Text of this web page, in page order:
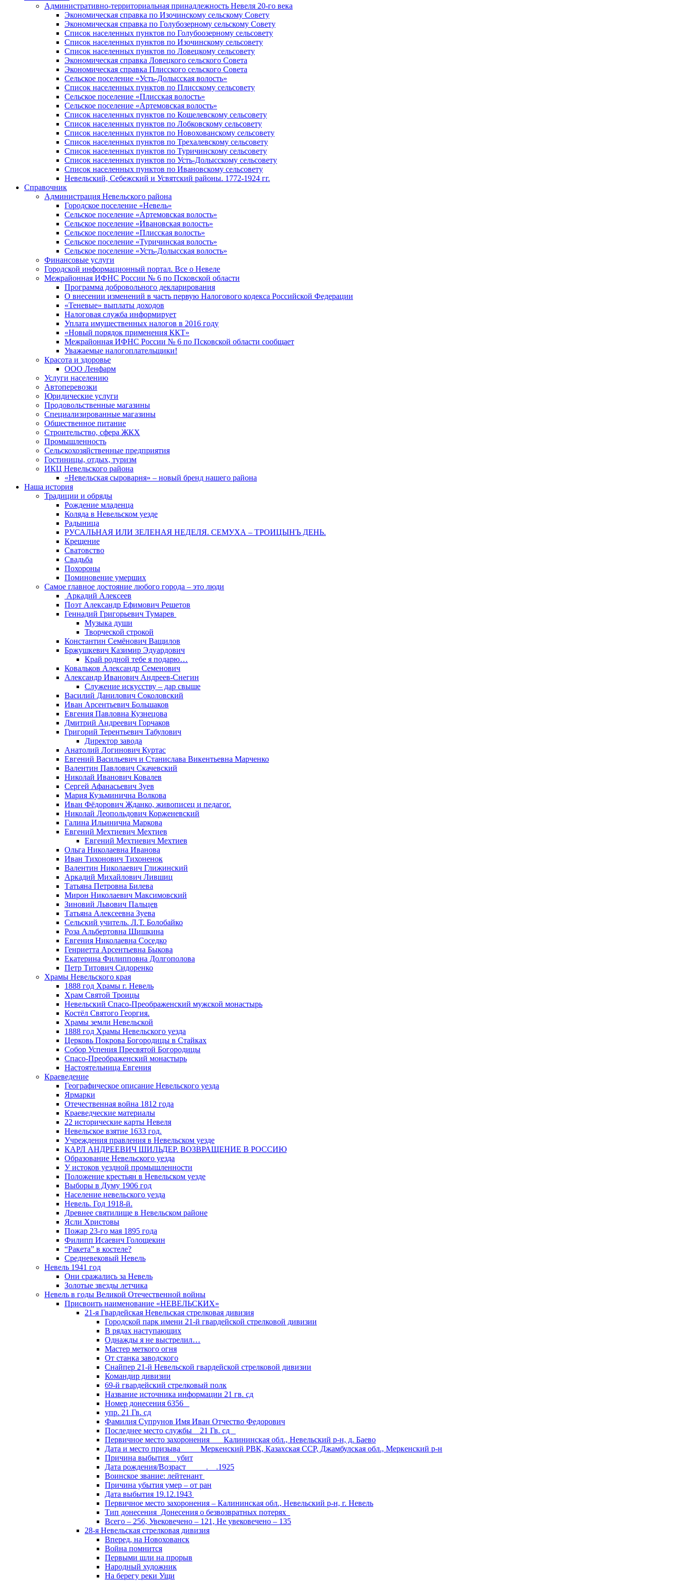
Административно-территориальная принадлежность Невеля 20-го века
Экономическая справка по Изочинскому сельскому Совету
Экономическая справка по Голубозерному сельскому Совету
Список населенных пунктов по Голубоозерному сельсовету
Список населенных пунктов по Изочинскому сельсовету
Список населенных пунктов по Ловецкому сельсовету
Экономическая справка Ловецкого сельского Совета
Экономическая справка Плисского сельского Совета
Сельское поселение «Усть-Долысская волость»
Список населенных пунктов по Плисскому сельсовету
Сельское поселение «Плисская волость»
Сельское поселение «Артемовская волость»
Список населенных пунктов по Кошелевскому сельсовету
Список населенных пунктов по Лобковскому сельсовету
Список населенных пунктов по Новохованскому сельсовету
Список населенных пунктов по Трехалевскому сельсовету
Список населенных пунктов по Туричинскому сельсовету
Список населенных пунктов по Усть-Долысскому сельсовету
Список населенных пунктов по Ивановскому сельсовету
Невельский, Себежский и Усвятский районы. 1772-1924 гг.
Справочник
Администрация Невельского района
Городское поселение «Невель»
Сельское поселение «Артемовская волость»
Сельское поселение «Ивановская волость»
Сельское поселение «Плисская волость»
Сельское поселение «Туричинская волость»
Сельское поселение «Усть-Долысская волость»
Финансовые услуги
Городской информационный портал. Все о Невеле
Межрайонная ИФНС России № 6 по Псковской области
Программа добровольного декларирования
О внесении изменений в часть первую Налогового кодекса Российской Федерации
«Теневые» выплаты доходов
Налоговая служба информирует
Уплата имущественных налогов в 2016 году
«Новый порядок применения ККТ»
Межрайонная ИФНС России № 6 по Псковской области сообщает
Уважаемые налогоплательщики!
Красота и здоровье
ООО Ленфарм
Услуги населению
Автоперевозки
Юридические услуги
Продовольственные магазины
Специализированные магазины
Общественное питание
Строительство, сфера ЖКХ
Промышленность
Сельскохозяйственные предприятия
Гостиницы, отдых, туризм
ИКЦ Невельского района
«Невельская сыроварня» – новый бренд нашего района
Наша история
Традиции и обряды
Рождение младенца
Коляда в Невельском уезде
Радыница
РУСАЛЬНАЯ ИЛИ ЗЕЛЕНАЯ НЕДЕЛЯ. СЕМУХА – ТРОИЦЫНЪ ДЕНЬ.
Крещение
Сватовство
Свадьба
Похороны
Поминовение умерших
Самое главное достояние любого города – это люди
Аркадий Алексеев
Поэт Александр Ефимович Решетов
Геннадий Григорьевич Тумарев
Музыка души
Творческой строкой
Константин Семёнович Ващилов
Бржушкевич Казимир Эдуардович
Край родной тебе я подарю…
Ковальков Александр Семенович
Александр Иванович Андреев-Снегин
Служение искусству – дар свыше
Василий Данилович Соколовский
Иван Арсентьевич Большаков
Евгения Павловна Кузнецова
Дмитрий Андреевич Горчаков
Григорий Терентьевич Табулович
Директор завода
Анатолий Логинович Куртас
Евгений Васильевич и Станислава Викентьевна Марченко
Валентин Павлович Скачевский
Николай Иванович Ковалев
Сергей Афанасьевич Зуев
Мария Кузьминична Волкова
Иван Фёдорович Жданко, живописец и педагог.
Николай Леопольдович Корженевский
Галина Ильинична Маркова
Евгений Мехтиевич Мехтиев
Евгений Мехтиевич Мехтиев
Ольга Николаевна Иванова
Иван Тихонович Тихоненок
Валентин Николаевич Глижинский
Аркадий Михайлович Лившиц
Татьяна Петровна Билева
Мирон Николаевич Максимовский
Зиновий Львович Пальцев
Татьяна Алексеевна Зуева
Сельский учитель. Л.Т. Болобайко
Роза Альбертовна Шишкина
Евгения Николаевна Соседко
Генриетта Арсентьевна Быкова
Екатерина Филипповна Долгополова
Петр Титович Сидоренко
Храмы Невельского края
1888 год Храмы г. Невель
Храм Святой Троицы
Невельский Спасо-Преображенский мужской монастырь
Костёл Святого Георгия.
Храмы земли Невельской
1888 год Храмы Невельского уезда
Церковь Покрова Богородицы в Стайках
Собор Успения Пресвятой Богородицы
Спасо-Преображенский монастырь
Настоятельница Евгения
Краеведение
Географическое описание Невельского уезда
Ярмарки
Отечественная война 1812 года
Краеведческие материалы
22 исторические карты Невеля
Невельское взятие 1633 год.
Учреждения правления в Невельском уезде
КАРЛ АНДРЕЕВИЧ ШИЛЬДЕР. ВОЗВРАЩЕНИЕ В РОССИЮ
Образование Невельского уезда
У истоков уездной промышленности
Положение крестьян в Невельском уезде
Выборы в Думу 1906 год
Население невельского уезда
Невель. Год 1918-й.
Древнее святилище в Невельском районе
Ясли Христовы
Пожар 23-го мая 1895 года
Филипп Исаевич Голощекин
“Ракета” в костеле?
Средневековый Невель
Невель 1941 год
Они сражались за Невель
Золотые звезды летчика
Невель в годы Великой Отечественной войны
Присвоить наименование «НЕВЕЛЬСКИХ»
21-я Гвардейская Невельская стрелковая дивизия
Городской парк имени 21-й гвардейской стрелковой дивизии
В рядах наступающих
Однажды я не выстрелил…
Мастер меткого огня
От станка заводского
Снайпер 21-й Невельской гвардейской стрелковой дивизии
Командир дивизии
69-й гвардейский стрелковый полк
Название источника информации 21 гв. сд
Номер донесения 6356
упр. 21 Гв. сд
Фамилия Супрунов Имя Иван Отчество Федорович
Последнее место службы 21 Гв. сд
Первичное место захоронения Калининская обл., Невельский р-н, д. Баево
Дата и место призыва Меркенский РВК, Казахская ССР, Джамбулская обл., Меркенский р-н
Причина выбытия убит
Дата рождения/Возраст __.__.1925
Воинское звание: лейтенант
Причина убытия умер – от ран
Дата выбытия 19.12.1943
Первичное место захоронения – Калининская обл., Невельский р-н, г. Невель
Тип донесения Донесения о безвозвратных потерях
Всего – 256, Увековечено – 121, Не увековечено – 135
28-я Невельская стрелковая дивизия
Вперед, на Новохованск
Война помнится
Первыми шли на прорыв
Народный художник
На берегу реки Ущи